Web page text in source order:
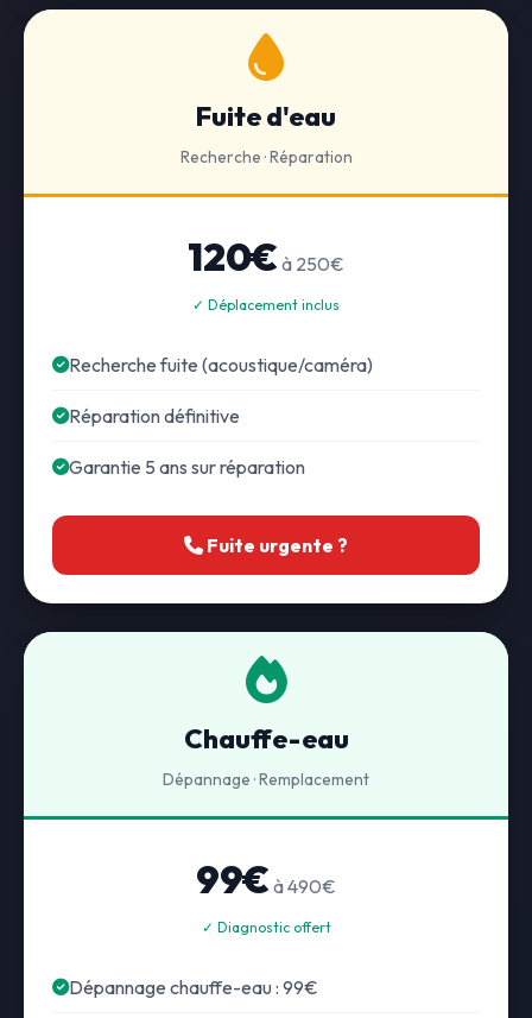
Fuite d'eau
Recherche · Réparation
120€ à 250€
✓ Déplacement inclus
Recherche fuite (acoustique/caméra)
Réparation définitive
Garantie 5 ans sur réparation
Fuite urgente ?
Chauffe-eau
Dépannage · Remplacement
99€ à 490€
✓ Diagnostic offert
Dépannage chauffe-eau : 99€